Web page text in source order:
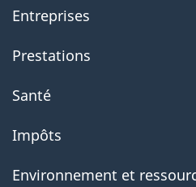
Entreprises
Prestations
Santé
Impôts
Environnement et